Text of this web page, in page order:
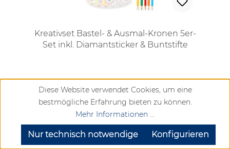
Kreativset Bastel- & Ausmal-Kronen 5er-
Set inkl. Diamantsticker & Buntstifte
Regulärer Preis:
5,50 €
Vergleichen
Diese Website verwendet Cookies, um eine
bestmögliche Erfahrung bieten zu können.
Mehr Informationen ...
Nur technisch notwendige Konfigurieren
SEHR GUT (4.72 / 5)
aus904Bewertungen bei: google.com, trustedshops.de, shopvote.de ⓘ
Informationen zur Echtheit der Bewertungen